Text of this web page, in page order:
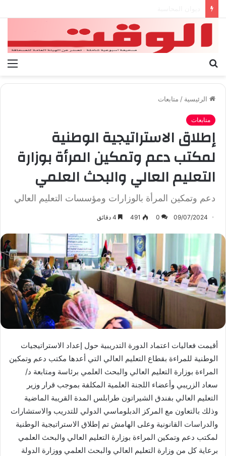
الرئيسية / متابعات
متابعات
إطلاق الاستراتيجية الوطنية
لمكتب دعم وتمكين المرأة بوزارة
التعليم العالي والبحث العلمي
دعم وتمكين المرأة بالوزارات ومؤسسات التعليم العالي
09/07/2024
0
491
أقيمت فعاليات اعتماد الدورة التدريبية حول إعداد الاستراتيجيات
الوطنية للمراءة بقطاع التعليم العالي التي أعدها مكتب دعم وتمكين
المراءة بوزارة التعليم العالي والبحث العلمي برئاسة ومتابعة د/
سعاد الزريبي وأعضاء اللجنة العلمية المكلفة بموجب قرار وزير
التعليم العالي بفندق الشيراتون طرابلس المدة القريبة الماضية
وذلك بالتعاون مع المركز الدبلوماسي الدولي للتدريب والاستشارات
والدراسات القانونية وعلى الهامش تم إطلاق الاستراتيجية الوطنية
لمكتب دعم وتمكين المراءة بوزارة التعليم العالي والبحث العلمي
برعاية كل من وزارة التعليم العالي والبحث العلمي ووزارة الدولة